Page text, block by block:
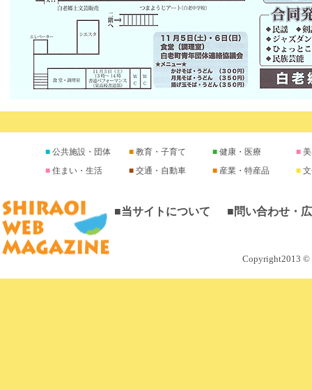
公共施設・団体 教育・子育て 健康・医療
住まい・生活
交通・自動車 産業・特産品
■当サイトについて ■問い合わせ・
Copyright2013 ©